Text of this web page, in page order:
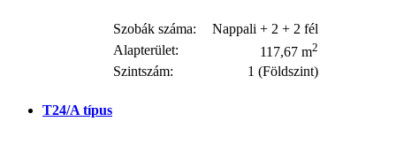
Szobák száma:
Nappali + 2 + 2 fél
Alapterület:
117,67 m2
Szintszám: 1 (Földszint)
T24/A típus